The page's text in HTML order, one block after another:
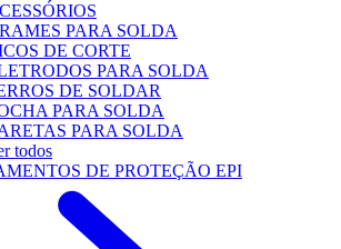
PARA SOLDA
DE CORTE
PARA SOLDA
DE SOLDAR
PARA SOLDA
PARA SOLDA
todos
DE PROTEÇÃO EPI